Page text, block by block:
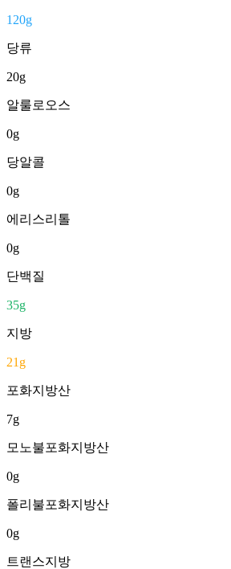
120g
당류
20g
알룰로오스
0g
당알콜
0g
에리스리톨
0g
단백질
35g
지방
21 g
포화지방산
7g
모노불포화지방산
0g
폴리불포화지방산
0g
트랜스지방